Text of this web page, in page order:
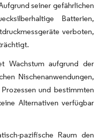
seiner gefährlichen
Batterien,
verboten,
Wachstum aufgrund der
Nischenanwendungen,
und bestimmten
Alternativen verfügbar
pazifische Raum den